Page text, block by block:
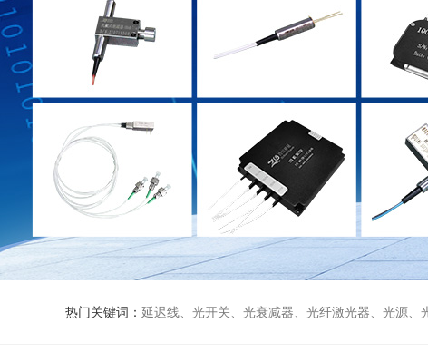
热门关键词： 延迟线、光开关、光衰减器、光纤激光器、光源、光纤放大器、光探测器、WDM准直器、光隔离器、环形器（三端口、四端口）、偏振